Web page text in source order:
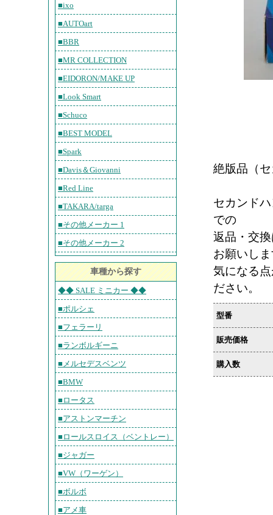
■ixo
■AUTOart
■BBR
■MR COLLECTION
■EIDORON/MAKE UP
■Look Smart
■Schuco
■BEST MODEL
■Spark
■Davis＆Giovanni
■Red Line
■TAKARA/targa
■その他メーカー 1
■その他メーカー 2
車種から探す
◆◆ SALE ミニカー ◆◆
■ポルシェ
■フェラーリ
■ランボルギーニ
■メルセデスベンツ
■BMW
■ロータス
■アストンマーチン
■ロールスロイス（ベントレー）
■ジャガー
■VW（ワーゲン）
■ボルボ
■アメ車
絶版品（
セカンド
での
返品・交
お願いし
気になる
ださい。
型番
販売価格
購入数